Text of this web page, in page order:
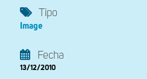
Tipo
Image
Fecha
13/12/2010